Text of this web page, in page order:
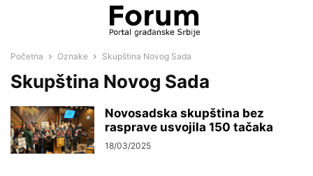
Početna Oznake Skupština Novog Sada
Skupština Novog Sada
Novosadska skupština bez
rasprave usvojila 150 tačaka
18/03/2025